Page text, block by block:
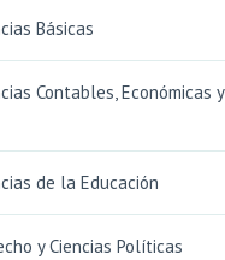
Básicas
Contables, Económicas y
de la Educación
y Ciencias Políticas